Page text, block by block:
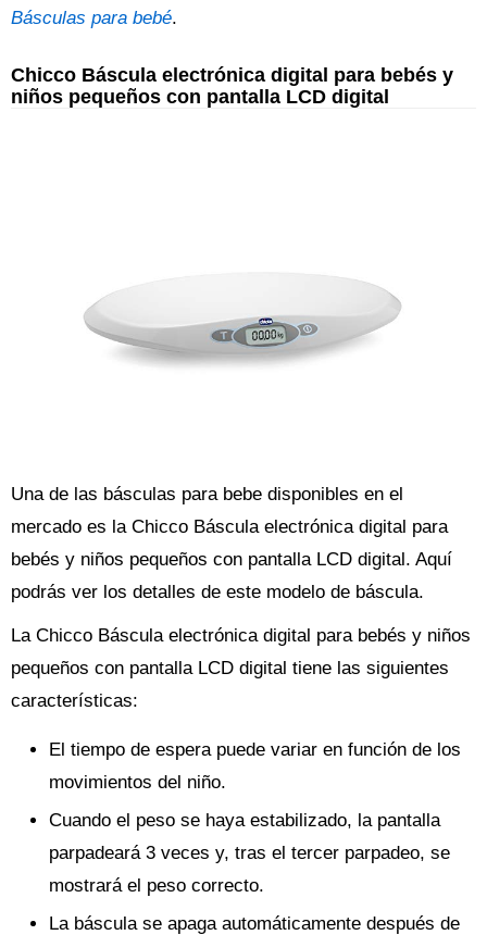
Básculas para bebé.
Chicco Báscula electrónica digital para bebés y
niños pequeños con pantalla LCD digital
Una de las básculas para bebe disponibles en el
mercado es la Chicco Báscula electrónica digital para
bebés y niños pequeños con pantalla LCD digital. Aquí
podrás ver los detalles de este modelo de báscula.
La Chicco Báscula electrónica digital para bebés y niños
pequeños con pantalla LCD digital tiene las siguientes
características:
El tiempo de espera puede variar en función de los
movimientos del niño.
Cuando el peso se haya estabilizado, la pantalla
parpadeará 3 veces y, tras el tercer parpadeo, se
mostrará el peso correcto.
La báscula se apaga automáticamente después de